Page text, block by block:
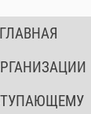
ГЛАВНАЯ